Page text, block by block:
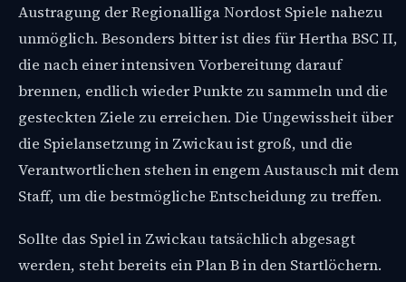
Austragung der Regionalliga Nordost Spiele nahezu
unmöglich. Besonders bitter ist dies für Hertha BSC II,
die nach einer intensiven Vorbereitung darauf
brennen, endlich wieder Punkte zu sammeln und die
gesteckten Ziele zu erreichen. Die Ungewissheit über
die Spielansetzung in Zwickau ist groß, und die
Verantwortlichen stehen in engem Austausch mit dem
Staff, um die bestmögliche Entscheidung zu treffen.
Sollte das Spiel in Zwickau tatsächlich abgesagt
werden, steht bereits ein Plan B in den Startlöchern.